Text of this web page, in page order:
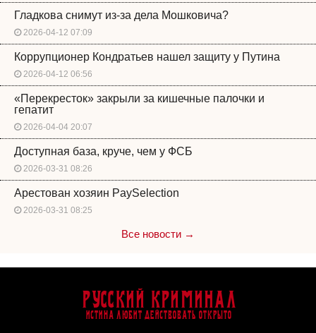
Гладкова снимут из-за дела Мошковича?
2026-04-12 07:09
Коррупционер Кондратьев нашел защиту у Путина
2026-04-12 06:56
«Перекресток» закрыли за кишечные палочки и
гепатит
2026-04-04 20:07
Доступная база, круче, чем у ФСБ
2026-03-31 08:26
Арестован хозяин PaySelection
2026-03-31 08:25
Все новости →
Русский Криминал
Истина любит действовать открыто